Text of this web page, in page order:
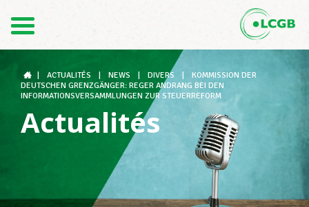
DE
Le LCGB
Structures syndicales
ACTUALITÉS NEWS DIVERS
KOMMISSION DER
DEUTSCHEN GRENZGÄNGER: REGER ANDRANG BEI DEN
INFORMATIONSVERSAMMLUNGEN ZUR STEUERREFORM
Actualités